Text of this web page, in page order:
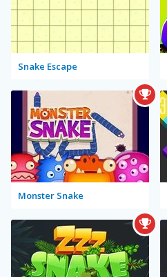
Snake Escape
Monster Snake